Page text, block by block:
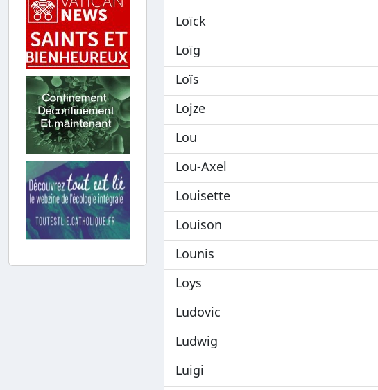
Loïck
Loïg
Loïs
Lojze
Lou
Lou-Axel
Louisette
Louison
Lounis
Loys
Ludovic
Ludwig
Luigi